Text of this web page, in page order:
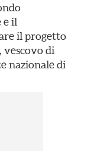
e il
il progetto
vescovo di
nazionale di